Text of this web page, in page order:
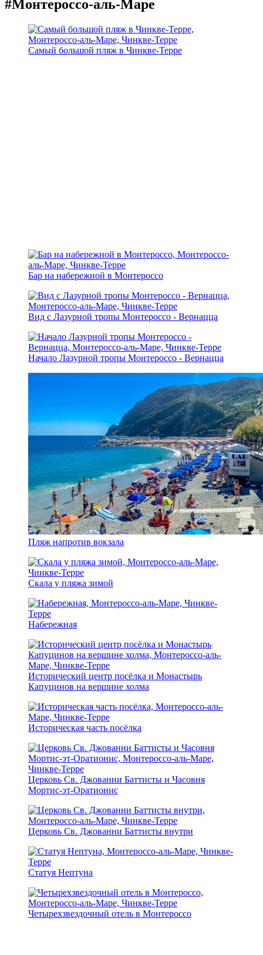
#Монтероссо-аль-Маре
Самый большой пляж в Чинкве-Терре
Бар на набережной в Монтероссо
Вид с Лазурной тропы Монтероссо - Вернацца
Начало Лазурной тропы Монтероссо - Вернацца
Пляж напротив вокзала
Скала у пляжа зимой
Набережная
Исторический центр посёлка и Монастырь
Капуцинов на вершине холма
Историческая часть посёлка
Церковь Св. Джованни Баттисты и Часовня
Мортис-эт-Оратионис
Церковь Св. Джованни Баттисты внутри
Статуя Нептуна
Четырехзвездочный отель в Монтероссо